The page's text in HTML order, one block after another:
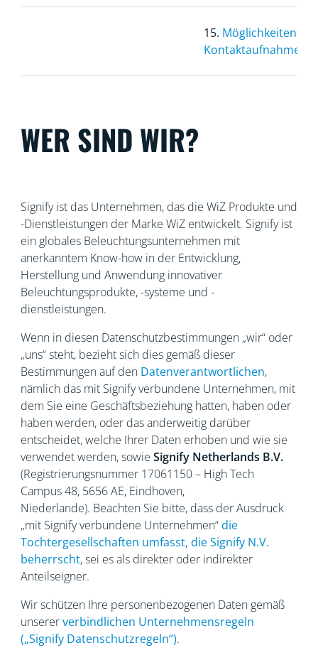
15. Möglichkeiten zur
Kontaktaufnahme
WER SIND WIR?
Signify ist das Unternehmen, das die WiZ Produkte und
-Dienstleistungen der Marke WiZ entwickelt. Signify ist
ein globales Beleuchtungsunternehmen mit
anerkanntem Know-how in der Entwicklung,
Herstellung und Anwendung innovativer
Beleuchtungsprodukte, -systeme und -
dienstleistungen.
Wenn in diesen Datenschutzbestimmungen „wir“ oder
„uns“ steht, bezieht sich dies gemäß dieser
Bestimmungen auf den Datenverantwortlichen,
nämlich das mit Signify verbundene Unternehmen, mit
dem Sie eine Geschäftsbeziehung hatten, haben oder
haben werden, oder das anderweitig darüber
entscheidet, welche Ihrer Daten erhoben und wie sie
verwendet werden, sowie Signify Netherlands B.V.
(Registrierungsnummer 17061150 – High Tech
Campus 48, 5656AE, Eindhoven,
Niederlande). Beachten Sie bitte, dass der Ausdruck
„mit Signify verbundene Unternehmen“die
Tochtergesellschaften umfasst, die Signify N.V.
beherrscht, sei es als direkter oder indirekter
Anteilseigner.
Wir schützen Ihre personenbezogenen Daten gemäß
unsererverbindlichen Unternehmensregeln
(„Signify Datenschutzregeln“).